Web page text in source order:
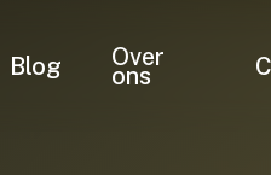
Blog Over
ons